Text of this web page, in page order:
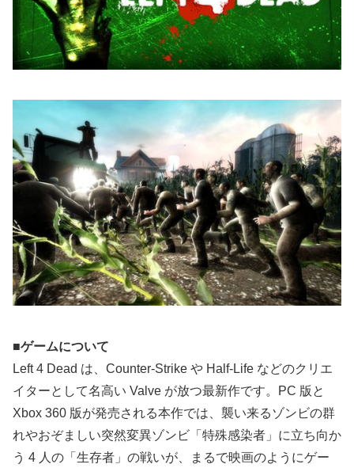
■ゲームについて
Left 4 Dead は、Counter-Strike や Half-Life などのクリエ
イターとして名高い Valve が放つ最新作です。PC 版と
Xbox 360 版が発売される本作では、襲い来るゾンビの群
れやおぞましい突然変異ゾンビ「特殊感染者」に立ち向か
う 4 人の「生存者」の戦いが、まるで映画のようにゲー